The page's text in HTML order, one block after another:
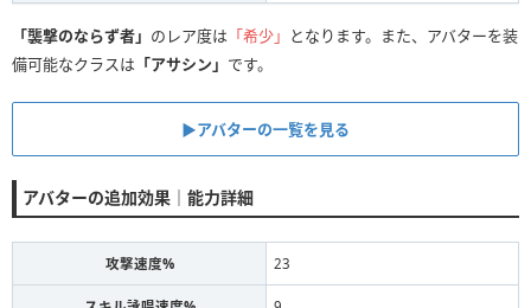
「襲撃のならず者」 のレア度は 「希少」 となります。また、アバターを装
備可能なクラスは 「アサシン」 です。
▶アバターの一覧を見る
アバターの追加効果｜能力詳細
攻撃速度% 23